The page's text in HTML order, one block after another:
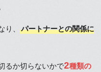
り、
パートナーとの関係に
るか切らないかで2種類の